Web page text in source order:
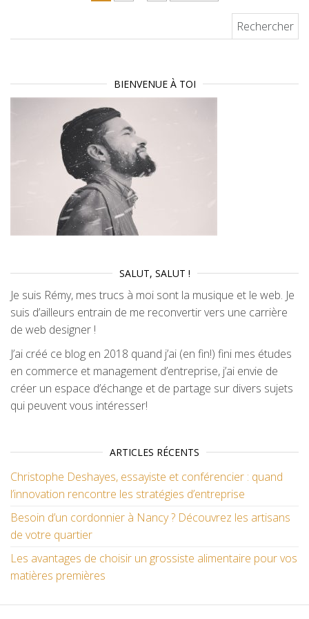
BIENVENUE À TOI
SALUT, SALUT !
Je suis Rémy, mes trucs à moi sont la musique et le web. Je
suis d’ailleurs entrain de me reconvertir vers une carrière
de web designer !
J’ai créé ce blog en 2018 quand j’ai (en fin!) fini mes études
en commerce et management d’entreprise, j’ai envie de
créer un espace d’échange et de partage sur divers sujets
qui peuvent vous intéresser!
ARTICLES RÉCENTS
Christophe Deshayes, essayiste et conférencier : quand
l’innovation rencontre les stratégies d’entreprise
Besoin d’un cordonnier à Nancy ? Découvrez les artisans
de votre quartier
Les avantages de choisir un grossiste alimentaire pour vos
matières premières